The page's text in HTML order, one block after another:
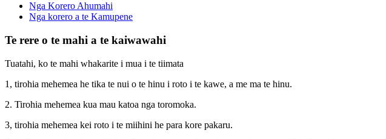
Nga Korero Ahumahi
Nga korero a te Kamupene
Te rere o te mahi a te kaiwawahi
Tuatahi, ko te mahi whakarite i mua i te tiimata
1, tirohia mehemea he tika te nui o te hinu i roto i te kawe, a me ma te hinu.
2. Tirohia mehemea kua mau katoa nga toromoka.
3, tirohia mehemea kei roto i te miihini he para kore pakaru.